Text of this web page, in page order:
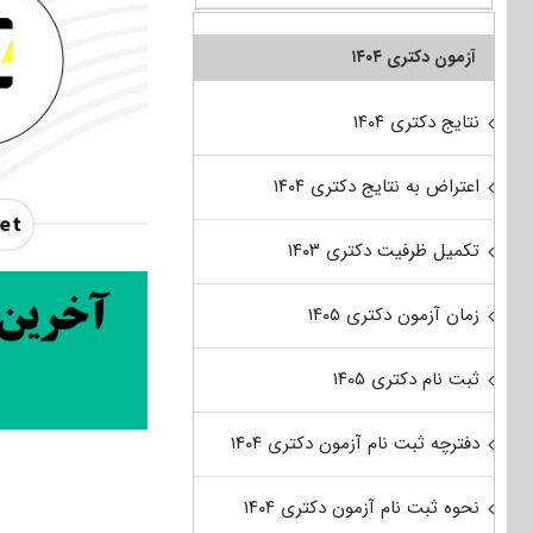
آزمون دکتری ۱۴۰۴
نتایج دکتری ۱۴۰۴
اعتراض به نتایج دکتری ۱۴۰۴
تکمیل ظرفیت دکتری ۱۴۰۳
زمان آزمون دکتری ۱۴۰۵
ثبت نام دکتری ۱۴۰۵
دفترچه ثبت نام آزمون دکتری ۱۴۰۴
نحوه ثبت نام آزمون دکتری ۱۴۰۴